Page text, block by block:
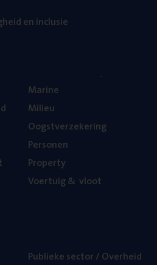
en inclusie
Mari­ne
Mili­eu
Oogst­ver­ze­ke­ring
Per­so­nen
Pro­per­ty
Voer­tuig& vloot
Publie­ke sec­tor / Overheid